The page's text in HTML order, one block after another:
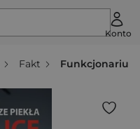
Konto
Fakt